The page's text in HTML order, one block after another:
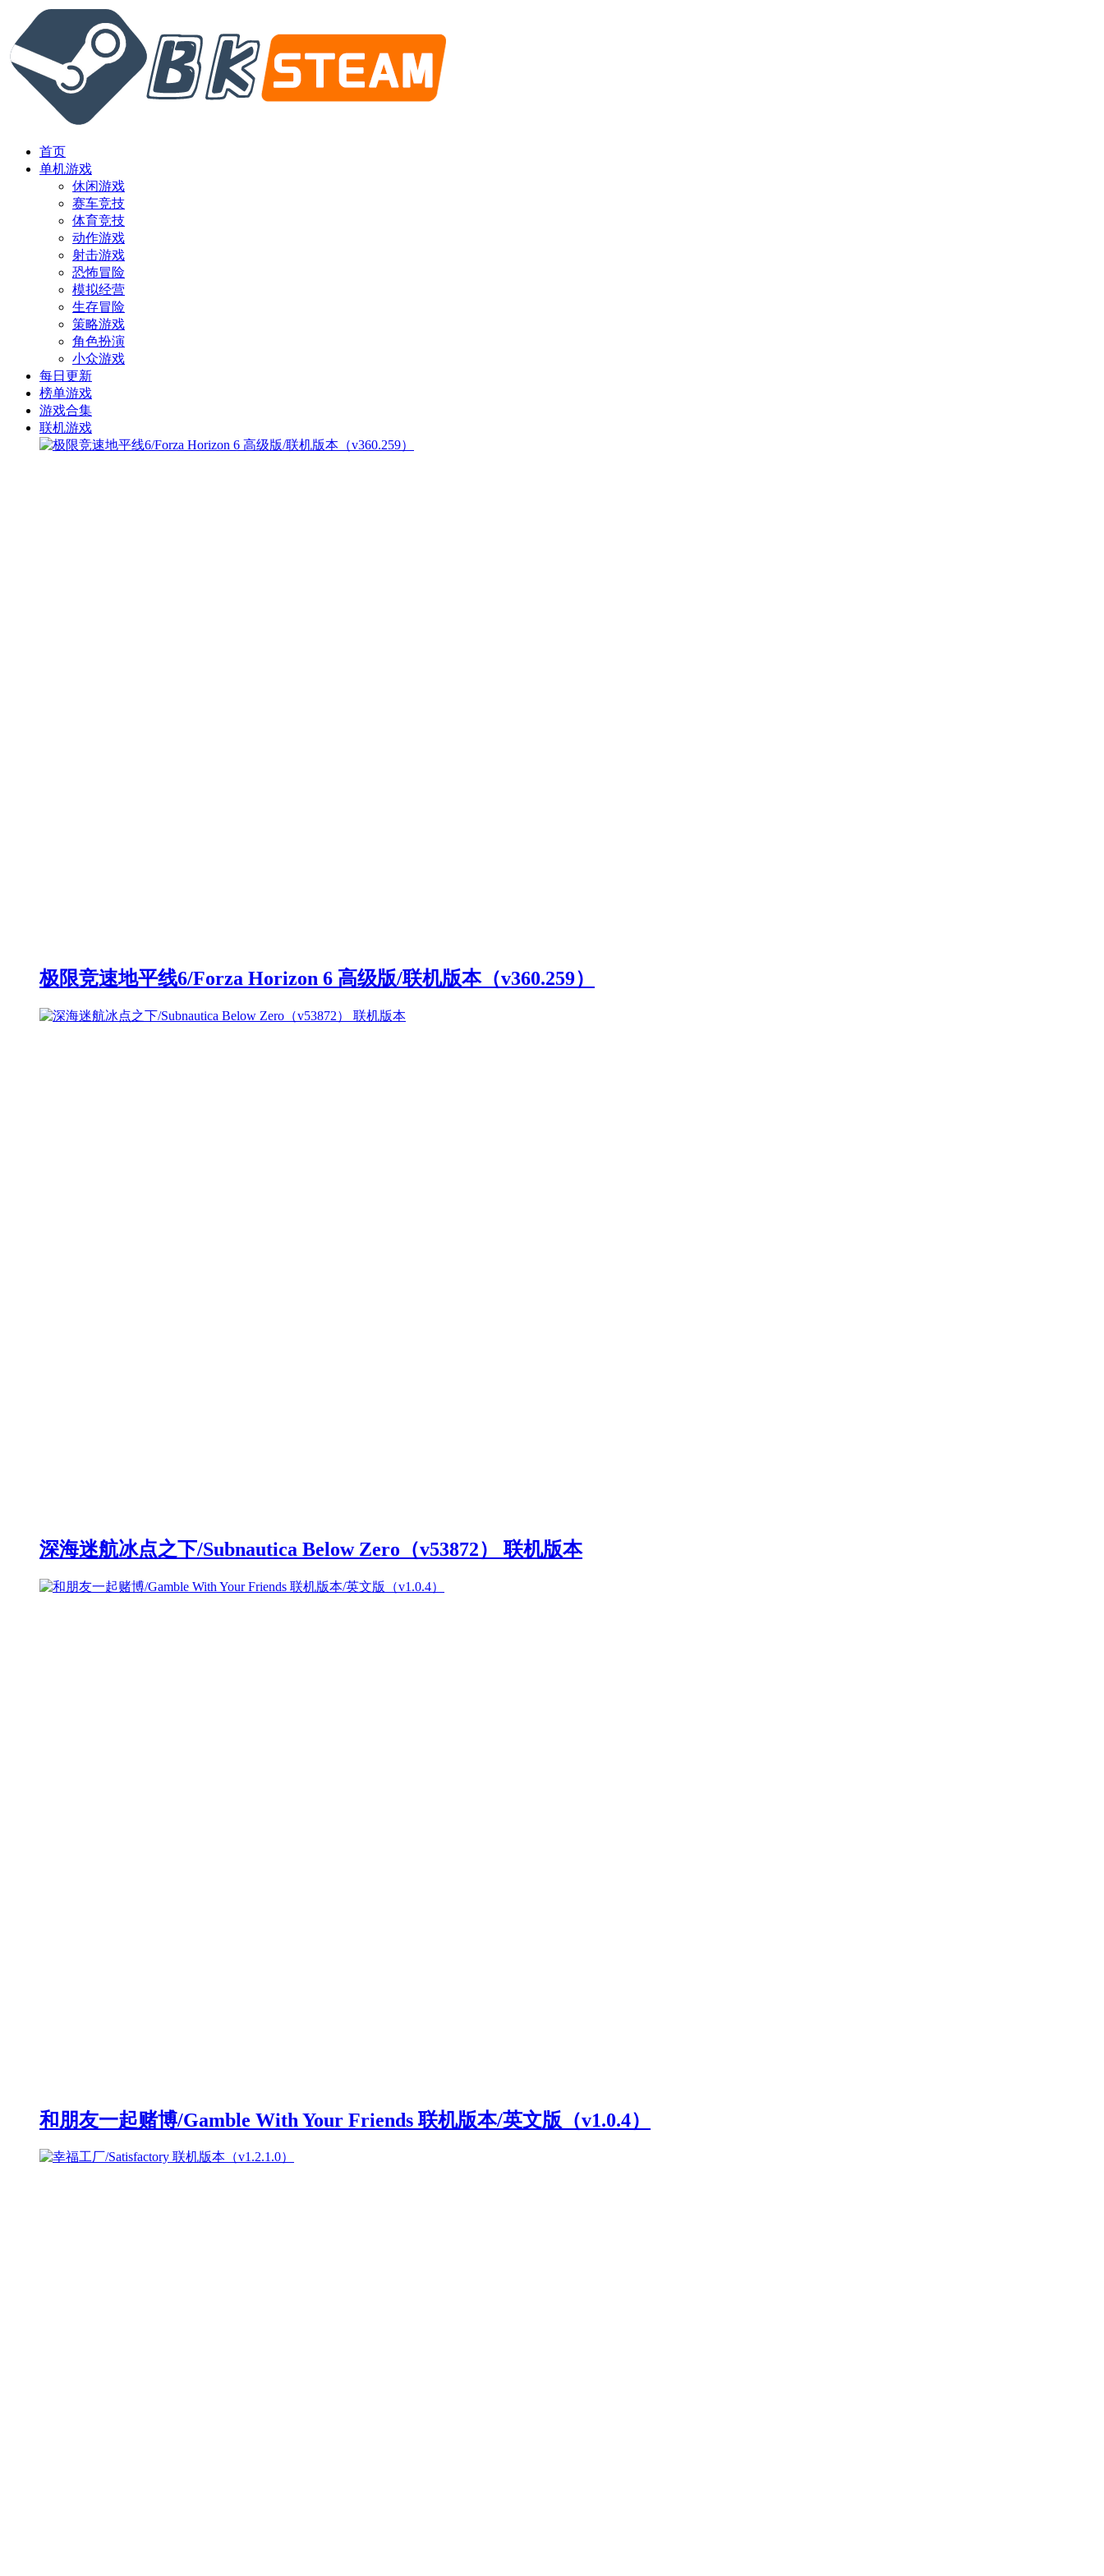
首页
单机游戏
休闲游戏
赛车竞技
体育竞技
动作游戏
射击游戏
恐怖冒险
模拟经营
生存冒险
策略游戏
角色扮演
小众游戏
每日更新
榜单游戏
游戏合集
联机游戏
极限竞速地平线6/Forza Horizon 6 高级版/联机版本（v360.259）
深海迷航冰点之下/Subnautica Below Zero（v53872） 联机版本
和朋友一起赌博/Gamble With Your Friends 联机版本/英文版（v1.0.4）